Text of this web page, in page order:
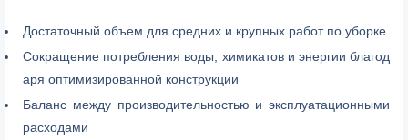
Достаточный объем для средних и крупных работ по уборке
Сокращение потребления воды, химикатов и энергии благод
аря оптимизированной конструкции
Баланс между производительностью и эксплуатационными
расходами